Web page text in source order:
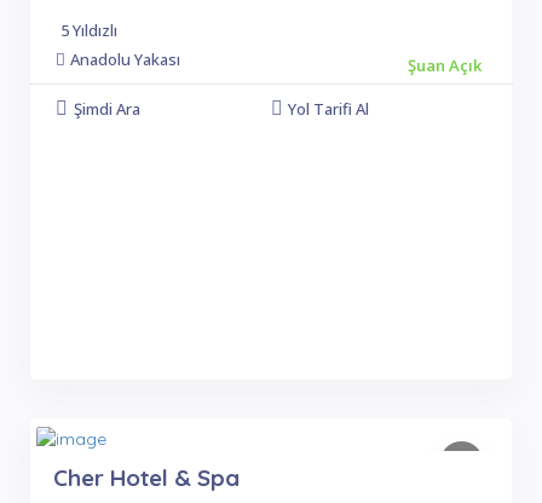
5 Yıldızlı
Anadolu Yakası
Şuan Açık
Şimdi Ara
Yol Tarifi Al
Cher Hotel & Spa